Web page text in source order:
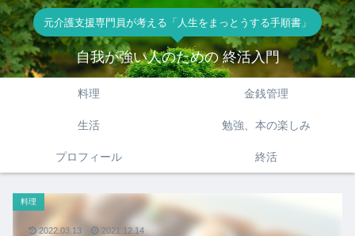
元介護支援専門員が考える「人生をまっとうする手順書」
自我が強い人のための 終活入門
料理 金銭管理
生活 勉強、本の楽しみ
プロフィール 終活
料理
2022.03.13 2021.12.14